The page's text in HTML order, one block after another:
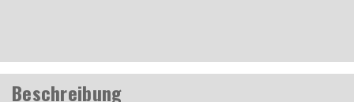
Beschreibung